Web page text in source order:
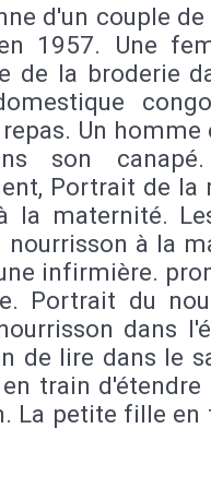
d'un couple
1957. Une
de la broderie
Un homme
son canapé.
Portrait de la
la maternité.
nourrisson à la
infirmière.
Portrait du
dans
de lire dans le
train d'étendre
La petite fille en